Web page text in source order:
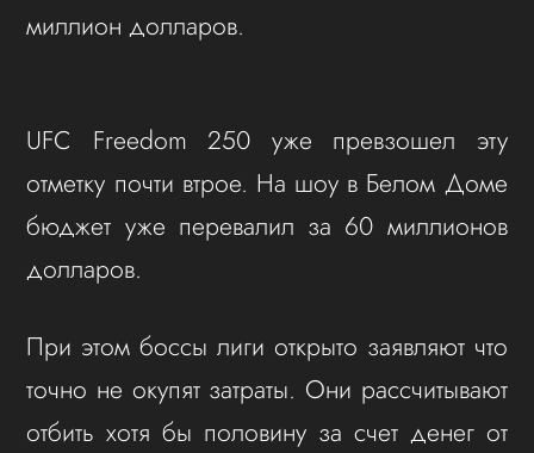
миллион долларов.
UFC Freedom 250 уже превзошел эту
отметку почти втрое. На шоу в Белом Доме
бюджет уже перевалил за 60 миллионов
долларов.
При этом боссы лиги открыто заявляют что
точно не окупят затраты. Они рассчитывают
отбить хотя бы половину за счет денег от